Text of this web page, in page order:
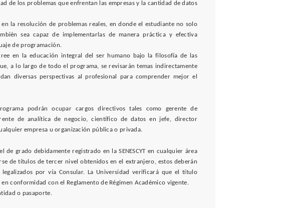
de los problemas que enfrentan las empresas y la cantidad de datos
en la resolución de problemas reales, en donde el estudiante no solo
sea capaz de implementarlas de manera práctica y efectiva
de programación.
en la educación integral del ser humano bajo la filosofía de las
a lo largo de todo el programa, se revisarán temas indirectamente
diversas perspectivas al profesional para comprender mejor el
podrán ocupar cargos directivos tales como gerente de
de analítica de negocio, científico de datos en jefe, director
empresa u organización pública o privada.
de grado debidamente registrado en la SENESCYT en cualquier área
de títulos de tercer nivel obtenidos en el extranjero, estos deberán
legalizados por vía Consular. La Universidad verificará que el título
conformidad con el Reglamento de Régimen Académico vigente.
o pasaporte.